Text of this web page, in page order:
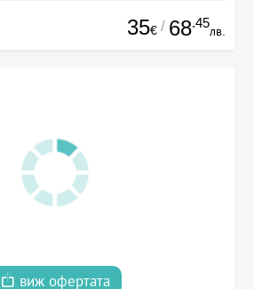
35€ / 68.45
лв.
виж офертата